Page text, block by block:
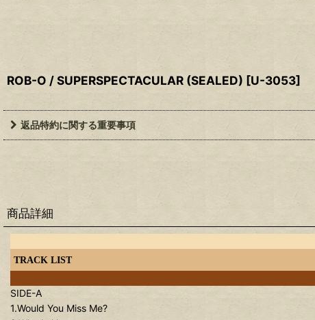
ROB-O / SUPERSPECTACULAR (SEALED) [U-3053]
返品特約に関する重要事項
商品詳細
TRACK LIST
SIDE-A
1.Would You Miss Me?